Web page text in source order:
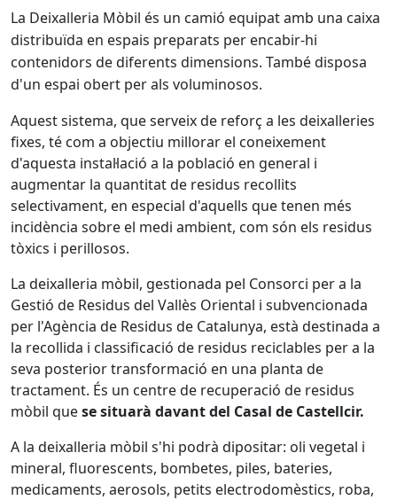
La Deixalleria Mòbil és un camió equipat amb una caixa
distribuïda en espais preparats per encabir-hi
contenidors de diferents dimensions. També disposa
d'un espai obert per als voluminosos.
Aquest sistema, que serveix de reforç a les deixalleries
fixes, té com a objectiu millorar el coneixement
d'aquesta instal·lació a la població en general i
augmentar la quantitat de residus recollits
selectivament, en especial d'aquells que tenen més
incidència sobre el medi ambient, com són els residus
tòxics i perillosos.
La deixalleria mòbil, gestionada pel Consorci per a la
Gestió de Residus del Vallès Oriental i subvencionada
per l'Agència de Residus de Catalunya, està destinada a
la recollida i classificació de residus reciclables per a la
seva posterior transformació en una planta de
tractament. És un centre de recuperació de residus
mòbil quese situarà davant del Casal de Castellcir.
A la deixalleria mòbil s'hi podrà dipositar: oli vegetal i
mineral, fluorescents, bombetes, piles, bateries,
medicaments, aerosols, petits electrodomèstics, roba,